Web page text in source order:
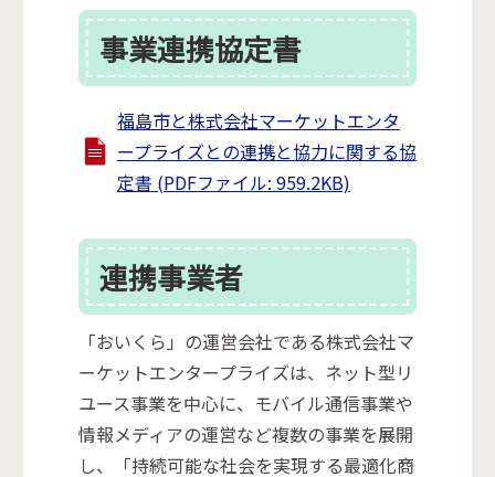
事業連携協定書
福島市と株式会社マーケットエンタ
ープライズとの連携と協力に関する協
定書 (PDFファイル: 959.2KB)
連携事業者
「おいくら」の運営会社である株式会社マ
ーケットエンタープライズは、ネット型リ
ユース事業を中心に、モバイル通信事業や
情報メディアの運営など複数の事業を展開
し、「持続可能な社会を実現する最適化商